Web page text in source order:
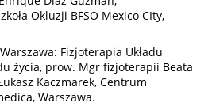
Okluzji BFSO Mexico CIty,
Fizjoterapia Układu
życia, prow. Mgr fizjoterapii Beata
Kaczmarek, Centrum
Warszawa.